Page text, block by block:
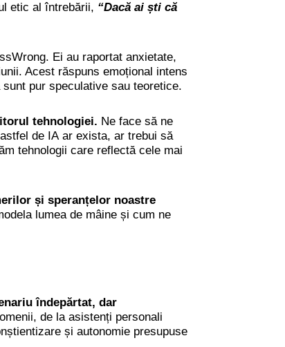
etic al întrebării, “Dacă ai ști că
Ei au raportat anxietate,
Acest răspuns emoțional intens
pur speculative sau teoretice.
tehnologiei. Ne face să ne
de IA ar exista, ar trebui să
tehnologii care reflectă cele mai
și speranțelor noastre
lumea de mâine și cum ne
îndepărtat, dar
de la asistenți personali
și autonomie presupuse